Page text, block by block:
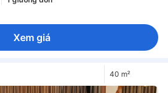
Xem giá
40 m²